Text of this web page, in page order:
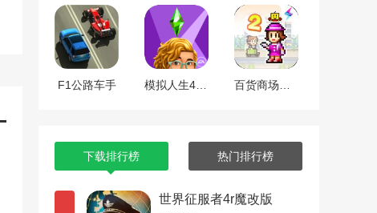
F1公路车手
下载排行榜 热门排行榜
世界征服者4r魔改版